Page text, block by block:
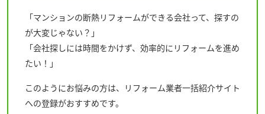
「マンションの断熱リフォームができる会社って、探すの
が大変じゃない？」
「会社探しには時間をかけず、効率的にリフォームを進め
たい！」
このようにお悩みの方は、リフォーム業者一括紹介サイト
への登録がおすすめです。